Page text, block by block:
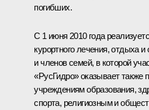
погибших.
С 1 июня 2010 года
курортного лечения, отдыха
и членов семей, в которой
«РусГидро» оказывает также
учреждениям образования,
спорта, религиозным и